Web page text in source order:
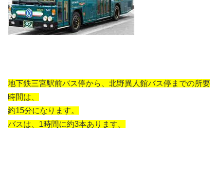
地下鉄三宮駅前バス停から、北野異人館バス停までの所要
時間は、
約15分になります。
バスは、1時間に約3本あります。